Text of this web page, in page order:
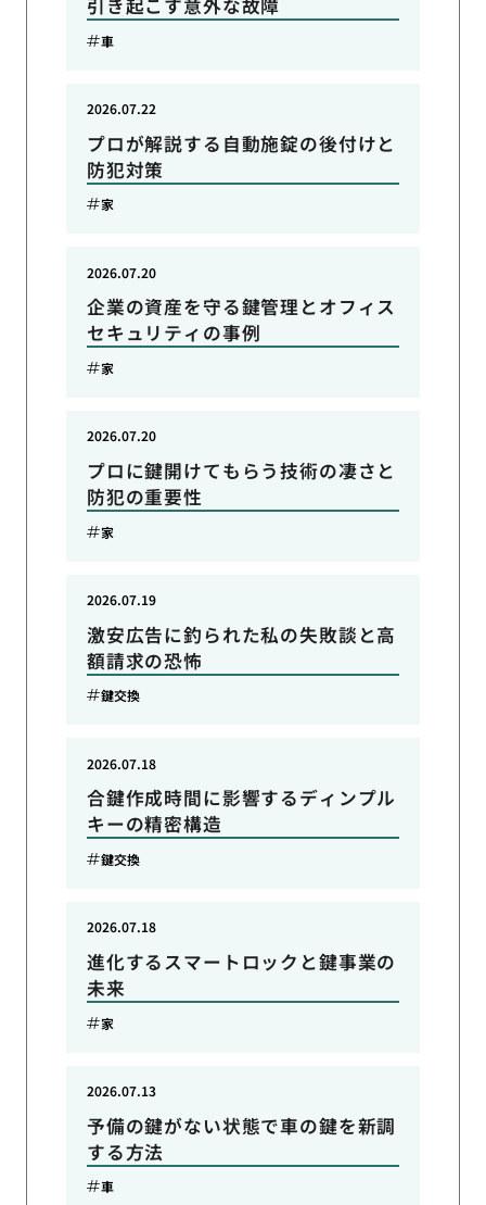
引き起こす意外な故障
車
プロが解説する自動施錠の後付けと
防犯対策
2026.07.22
家
企業の資産を守る鍵管理とオフィス
セキュリティの事例
2026.07.20
家
プロに鍵開けてもらう技術の凄さと
防犯の重要性
2026.07.20
家
激安広告に釣られた私の失敗談と高
額請求の恐怖
2026.07.19
鍵交換
合鍵作成時間に影響するディンプル
キーの精密構造
2026.07.18
鍵交換
進化するスマートロックと鍵事業の
未来
2026.07.18
家
予備の鍵がない状態で車の鍵を新調
する方法
2026.07.13
車